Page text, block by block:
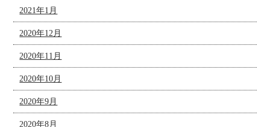
2021年1月
2020年12月
2020年11月
2020年10月
2020年9月
2020年8月